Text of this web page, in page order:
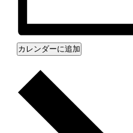
カレンダーに追加